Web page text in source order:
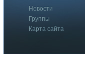
Новости
Группы
Карта сайта